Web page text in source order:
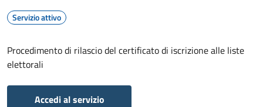
Servizio attivo
Procedimento di rilascio del certificato di iscrizione alle liste
elettorali
Accedi al servizio